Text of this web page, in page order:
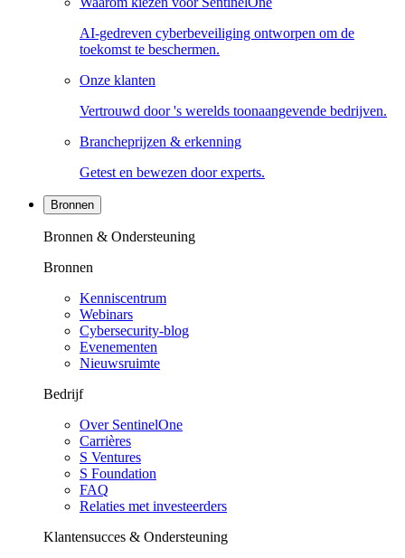
AI-gedreven cyberbeveiliging ontworpen om de
toekomst te beschermen.
Onze klanten
Vertrouwd door 's werelds toonaangevende bedrijven.
Brancheprijzen & erkenning
Getest en bewezen door experts.
Bronnen
Bronnen & Ondersteuning
Bronnen
Kenniscentrum
Webinars
Cybersecurity-blog
Evenementen
Nieuwsruimte
Bedrijf
Over SentinelOne
Carrières
S Ventures
S Foundation
FAQ
Relaties met investeerders
Klantensucces & Ondersteuning